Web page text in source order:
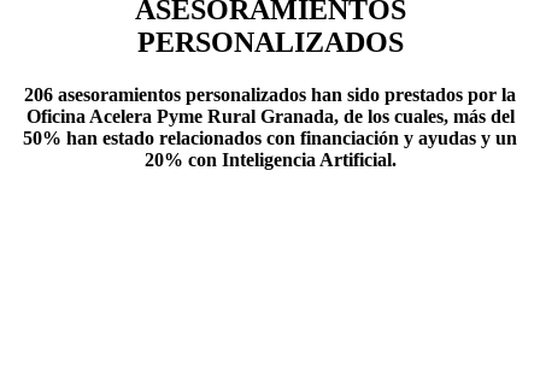
ASESORAMIENTOS
PERSONALIZADOS
206 asesoramientos personalizados han sido prestados por la
Oficina Acelera Pyme Rural Granada, de los cuales, más del
50% han estado relacionados con financiación y ayudas y un
20% con Inteligencia Artificial.